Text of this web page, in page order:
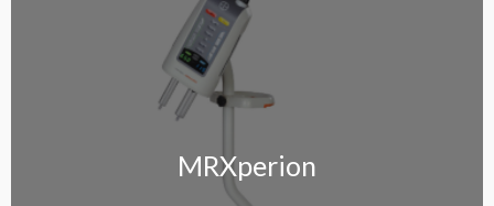
MRXperion
MRXperion